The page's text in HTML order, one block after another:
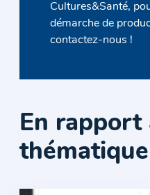
Cultures&Santé,
démarche de
contactez-nous !
En rapport
thématique